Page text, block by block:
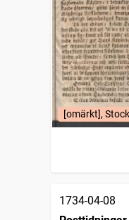
[omärkt],
1734-04-08